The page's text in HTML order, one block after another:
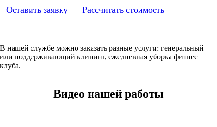
Оставить заявку Рассчитать стоимость
В нашей службе можно заказать разные услуги: генеральный
или поддерживающий клининг, ежедневная уборка фитнес
клуба.
Видео нашей работы